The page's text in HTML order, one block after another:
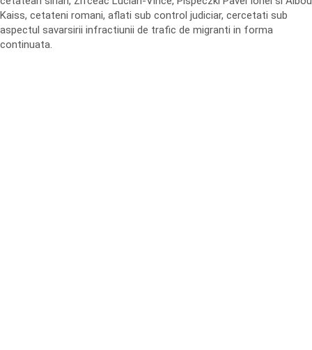
Kaiss, cetateni romani, aflati sub control judiciar, cercetati sub
aspectul savarsirii infractiunii de trafic de migranti in forma
continuata.